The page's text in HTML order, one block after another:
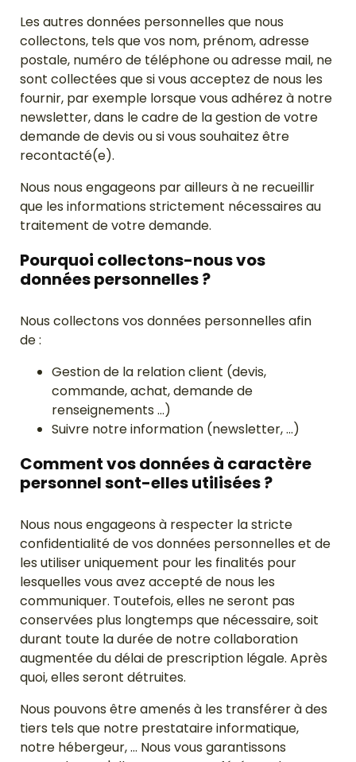
Les autres données personnelles que nous
collectons, tels que vos nom, prénom, adresse
postale, numéro de téléphone ou adresse mail, ne
sont collectées que si vous acceptez de nous les
fournir, par exemple lorsque vous adhérez à notre
newsletter, dans le cadre de la gestion de votre
demande de devis ou si vous souhaitez être
recontacté(e).
Nous nous engageons par ailleurs à ne recueillir
que les informations strictement nécessaires au
traitement de votre demande.
Pourquoi collectons-nous vos
données personnelles ?
Nous collectons vos données personnelles afin
de :
Gestion de la relation client (devis,
commande, achat, demande de
renseignements …)
Suivre notre information (newsletter, …)
Comment vos données à caractère
personnel sont-elles utilisées ?
Nous nous engageons à respecter la stricte
confidentialité de vos données personnelles et de
les utiliser uniquement pour les finalités pour
lesquelles vous avez accepté de nous les
communiquer. Toutefois, elles ne seront pas
conservées plus longtemps que nécessaire, soit
durant toute la durée de notre collaboration
augmentée du délai de prescription légale. Après
quoi, elles seront détruites.
Nous pouvons être amenés à les transférer à des
tiers tels que notre prestataire informatique,
notre hébergeur, … Nous vous garantissons